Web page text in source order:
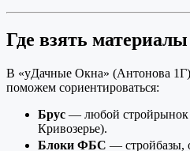
Где взять
В «уДачные Окна» (Антонова 1Г)
поможем сориентироваться:
Брус — любой стройрынок
Кривозерье).
Блоки ФБС — стройбазы,